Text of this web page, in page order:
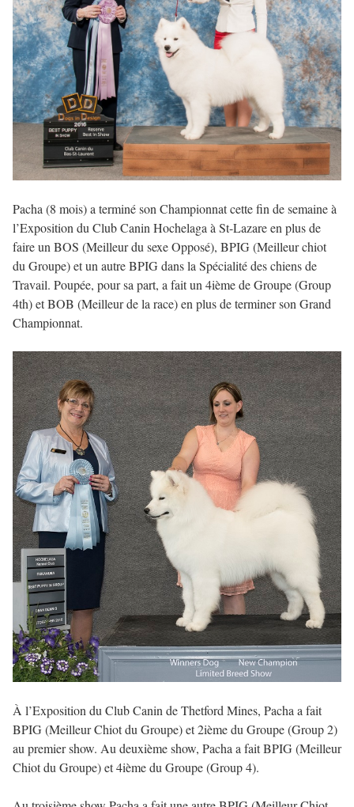
Pacha (8 mois) a terminé son Championnat cette fin de semaine à
l’Exposition du Club Canin Hochelaga à St-Lazare en plus de
faire un BOS (Meilleur du sexe Opposé), BPIG (Meilleur chiot
du Groupe) et un autre BPIG dans la Spécialité des chiens de
Travail. Poupée, pour sa part, a fait un 4ième de Groupe (Group
4th) et BOB (Meilleur de la race) en plus de terminer son Grand
Championnat.
À l’Exposition du Club Canin de Thetford Mines, Pacha a fait
BPIG (Meilleur Chiot du Groupe) et 2ième du Groupe (Group 2)
au premier show. Au deuxième show, Pacha a fait BPIG (Meilleur
Chiot du Groupe) et 4ième du Groupe (Group 4).